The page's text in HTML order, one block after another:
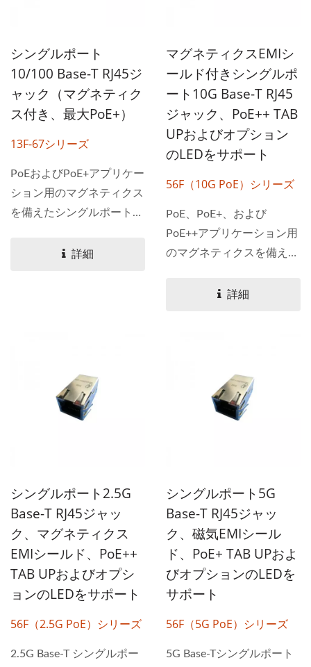
シングルポート
10/100 Base-T RJ45ジ
ャック（マグネティク
ス付き、最大PoE+）
13F-67シリーズ
PoEおよびPoE+アプリケー
ション用のマグネティクス
を備えたシングルポート
詳細
マグネティクスEMIシ
ールド付きシングルポ
ート10G Base-T RJ45
ジャック、PoE++ TAB
UPおよびオプション
のLEDをサポート
56F（10G PoE）シリーズ
PoE、PoE+、および
PoE++アプリケーション用
のマグネティクスを備えた
トRJ45ジャック。...
詳細
シングルポート2.5G
Base-T RJ45ジャッ
ク、マグネティクス
EMIシールド、PoE++
TAB UPおよびオプシ
ョンのLEDをサポート
56F（2.5G PoE）シリーズ
2.5G Base-T シングルポー
シングルポート5G
Base-T RJ45ジャッ
ク、磁気EMIシール
ド、PoE+ TAB UPおよ
びオプションのLEDを
サポート
56F（5G PoE）シリーズ
5G Base-Tシングルポート